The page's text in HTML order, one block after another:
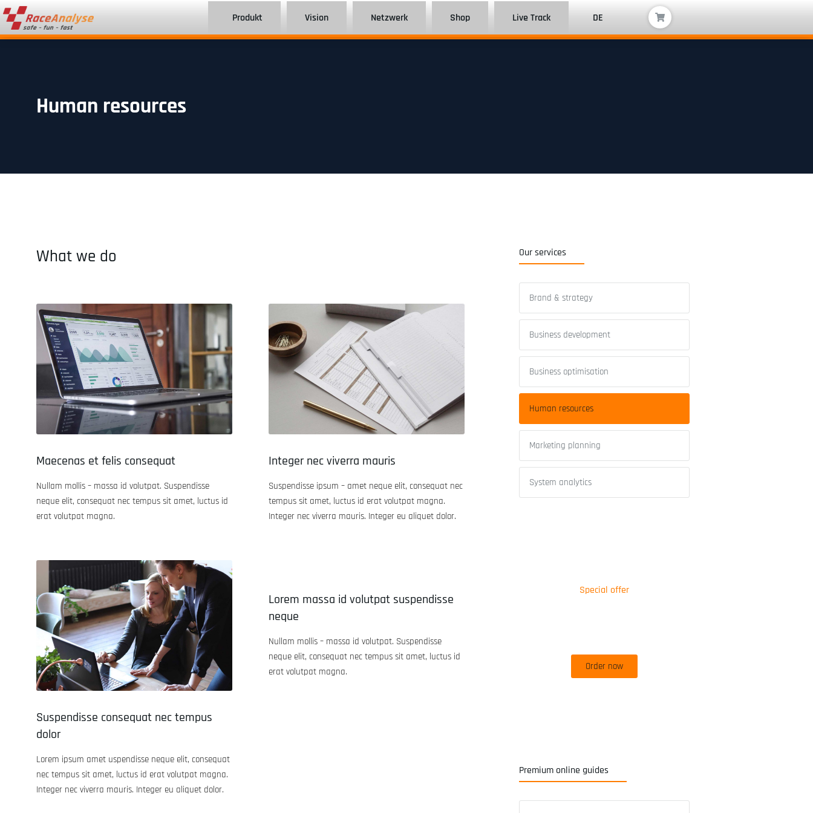
Produkt Vision Netzwerk Shop Live Track DE
Human resources
What we do
Maecenas et felis consequat
Nullam mollis – massa id volutpat. Suspendisse
neque elit, consequat nec tempus sit amet, luctus id
erat volutpat magna.
Integer nec viverra mauris
Suspendisse ipsum – amet neque elit, consequat nec
tempus sit amet, luctus id erat volutpat magna.
Integer nec viverra mauris. Integer eu aliquet dolor.
Suspendisse consequat nec tempus
dolor
Lorem ipsum amet uspendisse neque elit, consequat
nec tempus sit amet, luctus id erat volutpat magna.
Integer nec viverra mauris. Integer eu aliquet dolor.
Lorem massa id volutpat suspendisse
neque
Nullam mollis – massa id volutpat. Suspendisse
neque elit, consequat nec tempus sit amet, luctus id
erat volutpat magna.
Our services
Brand & strategy
Business development
Business optimisation
Human resources
Marketing planning
System analytics
Special offer
Order now
Premium online guides